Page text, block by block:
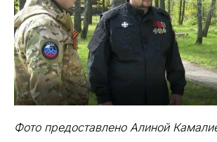
Фото предоставлено Алиной